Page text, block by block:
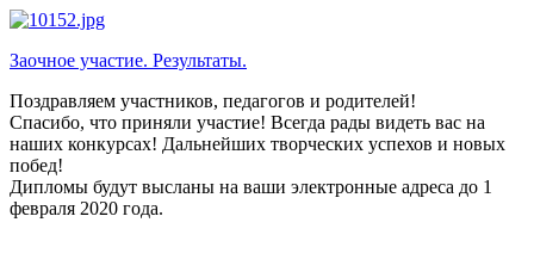
Заочное участие. Результаты.
Поздравляем участников, педагогов и родителей!
Спасибо, что приняли участие! Всегда рады видеть вас на
наших конкурсах! Дальнейших творческих успехов и новых
побед!
Дипломы будут высланы на ваши электронные адреса до 1
февраля 2020 года.